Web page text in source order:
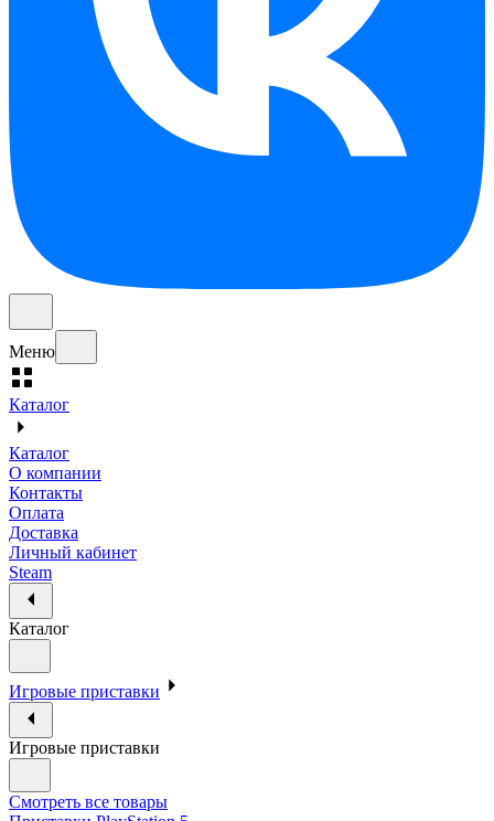
Меню
Каталог
Каталог
О компании
Контакты
Оплата
Доставка
Личный кабинет
Steam
Каталог
Игровые приставки
Игровые приставки
Смотреть все товары